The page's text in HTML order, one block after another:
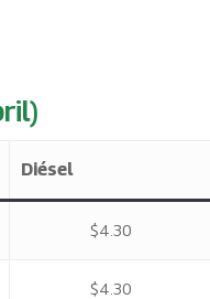
Diésel
$4.30
$4.30